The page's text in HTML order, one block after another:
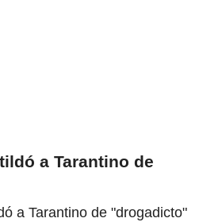
a Tarantino de